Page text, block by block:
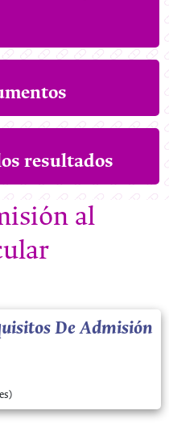
resultados
al
De Admisión